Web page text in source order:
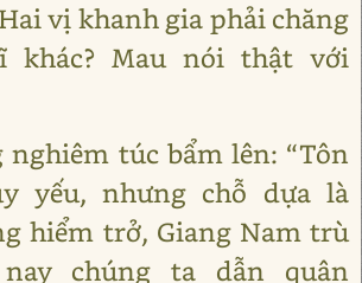
vị khanh gia phải chăng
khác? Mau nói thật với
nghiêm túc bẩm lên: “Tôn
yếu, nhưng chỗ dựa là
hiểm trở, Giang Nam trù
chúng ta dẫn quân